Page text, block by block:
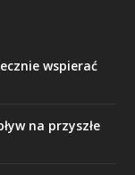
wspierać
na przyszłe